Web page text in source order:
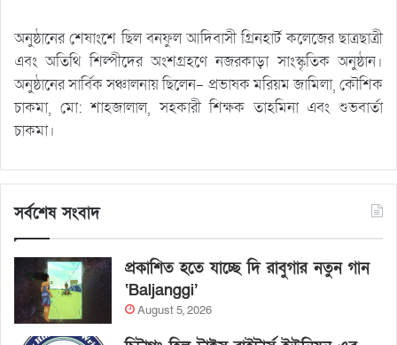
অনুষ্ঠানের শেষাংশে ছিল বনফুল আদিবাসী গ্রিনহার্ট কলেজের ছাত্রছাত্রী
এবং অতিথি শিল্পীদের অংশগ্রহণে নজরকাড়া সাংস্কৃতিক অনুষ্ঠান।
অনুষ্ঠানের সার্বিক সঞ্চালনায় ছিলেন- প্রভাষক মরিয়ম জামিলা, কৌশিক
চাকমা, মো: শাহজালাল, সহকারী শিক্ষক তাহমিনা এবং শুভবার্তা
চাকমা।
সর্বশেষ সংবাদ
প্রকাশিত হতে যাচ্ছে দি রাবুগার নতুন গান
‘Baljanggi’
August 5, 2026